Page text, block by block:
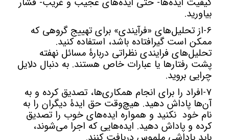
بیاورید.
6-از تحلیل‌های «فرآیندی» برای تهییج گروهی که
ممکن است گیرافتاده باشد، استفاده کنید.
تحلیل‌های فرایندی نظراتی دربارۀ مسائل نهفته
پشت رفتارها یا عبارات خاص هستند. به دنبال دلایل
چرایی بروید.
7-افراد را برای انجام همکاری‌ها، تصدیق کرده و به
آن‌ها پاداش دهید. هیچ‌وقت حق ایدۀ دیگران را به
نام خود نکنید و همواره ایده‌های خوب را تصدیق
کرده و پاداش دهید. ایده‌هایی که اجرا می‌شوند،